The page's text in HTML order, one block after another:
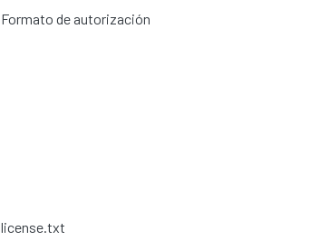
Formato de autorización
license.txt